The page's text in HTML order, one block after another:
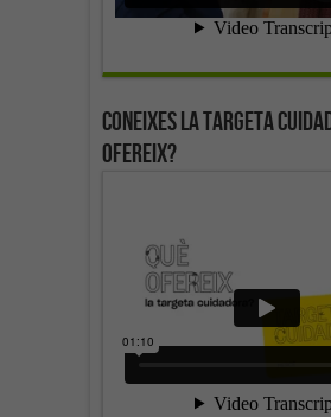
Coneixes la targeta
ofereix?